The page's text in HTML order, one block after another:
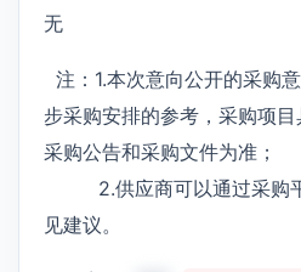
无
注：1.本次意向公开的采购
步采购安排的参考，采购项
采购公告和采购文件为准；
2.供应商可以通过采购平
见建议。